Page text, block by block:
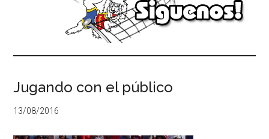
Jugando con el público
13/08/2016